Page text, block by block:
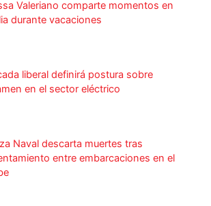
Valeriano comparte momentos en
durante vacaciones
liberal definirá postura sobre
en el sector eléctrico
Naval descarta muertes tras
entre embarcaciones en el